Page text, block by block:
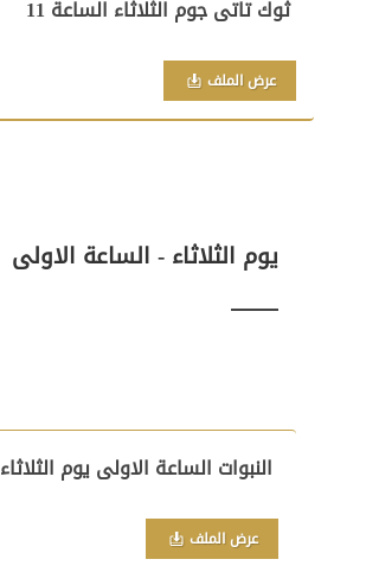
ثوك تاتى جوم الثلاثاء الساعة 11
عرض الملف
يوم الثلاثاء - الساعة الاولى
النبوات الساعة الاولى يوم الثلاثاء
عرض الملف